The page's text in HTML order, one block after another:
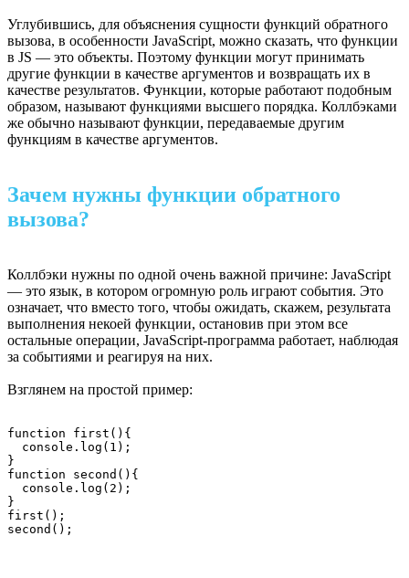
Углубившись, для объяснения сущности функций обратного
вызова, в особенности JavaScript, можно сказать, что функции
в JS — это объекты. Поэтому функции могут принимать
другие функции в качестве аргументов и возвращать их в
качестве результатов. Функции, которые работают подобным
образом, называют функциями высшего порядка. Коллбэками
же обычно называют функции, передаваемые другим
функциям в качестве аргументов.
Зачем нужны функции обратного
вызова?
Коллбэки нужны по одной очень важной причине: JavaScript
— это язык, в котором огромную роль играют события. Это
означает, что вместо того, чтобы ожидать, скажем, результата
выполнения некоей функции, остановив при этом все
остальные операции, JavaScript-программа работает, наблюдая
за событиями и реагируя на них.
Взглянем на простой пример:
function first(){
console.log(1);
}
function second(){
console.log(2);
}
first();
second();